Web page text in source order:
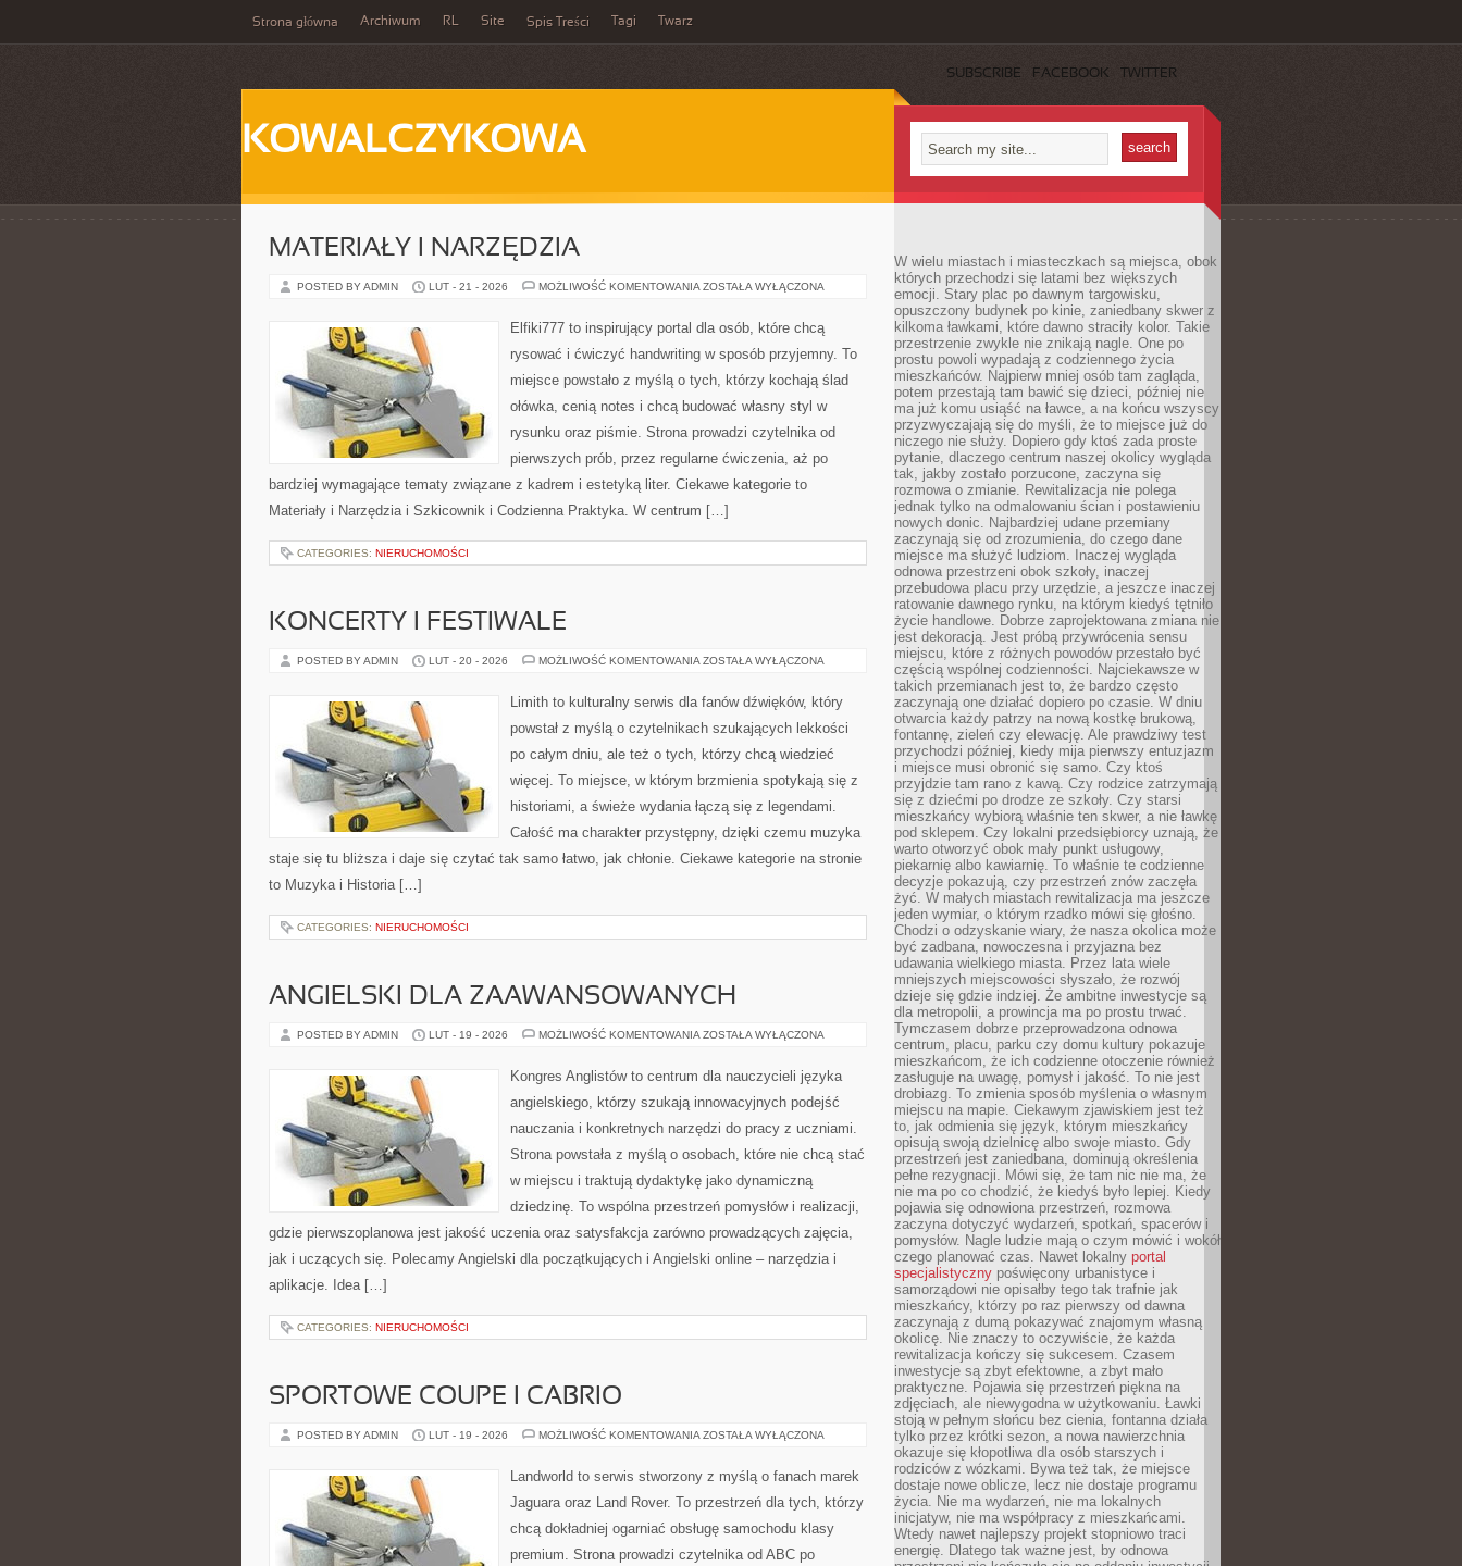
Strona główna Archiwum RL Site Spis Treści Tagi Twarz
SUBSCRIBE FACEBOOK TWITTER
KOWALCZYKOWA
MATERIAŁY I NARZĘDZIA
POSTED BY ADMIN LUT - 21 - 2026 MOŻLIWOŚĆ KOMENTOWANIA MATERIAŁY
ZOSTAŁA WYŁĄCZONA
Elfiki777 to inspirujący portal dla osób, które chcą
rysować i ćwiczyć handwriting w sposób przyjemny. To
miejsce powstało z myślą o tych, którzy kochają ślad
ołówka, cenią notes i chcą budować własny styl w
rysunku oraz piśmie. Strona prowadzi czytelnika od
pierwszych prób, przez regularne ćwiczenia, aż po
bardziej wymagające tematy związane z kadrem i estetyką liter. Ciekawe kategorie to
Materiały i Narzędzia i Szkicownik i Codzienna Praktyka. W centrum […]
CATEGORIES: NIERUCHOMOŚCI
KONCERTY I FESTIWALE
POSTED BY ADMIN LUT - 20 - 2026 MOŻLIWOŚĆ KOMENTOWANIA KONCERTY
ZOSTAŁA WYŁĄCZONA
Limith to kulturalny serwis dla fanów dźwięków, który
powstał z myślą o czytelnikach szukających lekkości
po całym dniu, ale też o tych, którzy chcą wiedzieć
więcej. To miejsce, w którym brzmienia spotykają się z
historiami, a świeże wydania łączą się z legendami.
Całość ma charakter przystępny, dzięki czemu muzyka
staje się tu bliższa i daje się czytać tak samo łatwo, jak chłonie. Ciekawe kategorie na stronie
to Muzyka i Historia […]
CATEGORIES: NIERUCHOMOŚCI
ANGIELSKI DLA ZAAWANSOWANYCH
POSTED BY ADMIN LUT - 19 - 2026 MOŻLIWOŚĆ KOMENTOWANIA ANGIELSKI
ZOSTAŁA WYŁĄCZONA
Kongres Anglistów to centrum dla nauczycieli języka
angielskiego, którzy szukają innowacyjnych podejść
nauczania i konkretnych narzędzi do pracy z uczniami.
Strona powstała z myślą o osobach, które nie chcą stać
w miejscu i traktują dydaktykę jako dynamiczną
dziedzinę. To wspólna przestrzeń pomysłów i realizacji,
gdzie pierwszoplanowa jest jakość uczenia oraz satysfakcja zarówno prowadzących zajęcia,
jak i uczących się. Polecamy Angielski dla początkujących i Angielski online – narzędzia i
aplikacje. Idea […]
CATEGORIES: NIERUCHOMOŚCI
SPORTOWE COUPE I CABRIO
POSTED BY ADMIN LUT - 19 - 2026 MOŻLIWOŚĆ KOMENTOWANIA SPORTOWE
CABRIO
ZOSTAŁA WYŁĄCZONA
Landworld to serwis stworzony z myślą o fanach marek
Jaguara oraz Land Rover. To przestrzeń dla tych, którzy
chcą dokładniej ogarniać obsługę samochodu klasy
premium. Strona prowadzi czytelnika od ABC po
W wielu miastach i miasteczkach są miejsca, obok
których przechodzi się latami bez większych
emocji. Stary plac po dawnym targowisku,
opuszczony budynek po kinie, zaniedbany skwer z
kilkoma ławkami, które dawno straciły kolor. Takie
przestrzenie zwykle nie znikają nagle. One po
prostu powoli wypadają z codziennego życia
mieszkańców. Najpierw mniej osób tam zagląda,
potem przestają tam bawić się dzieci, później nie
ma już komu usiąść na ławce, a na końcu wszyscy
przyzwyczajają się do myśli, że to miejsce już do
niczego nie służy. Dopiero gdy ktoś zada proste
pytanie, dlaczego centrum naszej okolicy wygląda
tak, jakby zostało porzucone, zaczyna się
rozmowa o zmianie. Rewitalizacja nie polega
jednak tylko na odmalowaniu ścian i postawieniu
nowych donic. Najbardziej udane przemiany
zaczynają się od zrozumienia, do czego dane
miejsce ma służyć ludziom. Inaczej wygląda
odnowa przestrzeni obok szkoły, inaczej
przebudowa placu przy urzędzie, a jeszcze inaczej
ratowanie dawnego rynku, na którym kiedyś tętniło
życie handlowe. Dobrze zaprojektowana zmiana nie
jest dekoracją. Jest próbą przywrócenia sensu
miejscu, które z różnych powodów przestało być
częścią wspólnej codzienności. Najciekawsze w
takich przemianach jest to, że bardzo często
zaczynają one działać dopiero po czasie. W dniu
otwarcia każdy patrzy na nową kostkę brukową,
fontannę, zieleń czy elewację. Ale prawdziwy test
przychodzi później, kiedy mija pierwszy entuzjazm
i miejsce musi obronić się samo. Czy ktoś
przyjdzie tam rano z kawą. Czy rodzice zatrzymają
się z dziećmi po drodze ze szkoły. Czy starsi
mieszkańcy wybiorą właśnie ten skwer, a nie ławkę
pod sklepem. Czy lokalni przedsiębiorcy uznają, że
warto otworzyć obok mały punkt usługowy,
piekarnię albo kawiarnię. To właśnie te codzienne
decyzje pokazują, czy przestrzeń znów zaczęła
żyć. W małych miastach rewitalizacja ma jeszcze
jeden wymiar, o którym rzadko mówi się głośno.
Chodzi o odzyskanie wiary, że nasza okolica może
być zadbana, nowoczesna i przyjazna bez
udawania wielkiego miasta. Przez lata wiele
mniejszych miejscowości słyszało, że rozwój
dzieje się gdzie indziej. Że ambitne inwestycje są
dla metropolii, a prowincja ma po prostu trwać.
Tymczasem dobrze przeprowadzona odnowa
centrum, placu, parku czy domu kultury pokazuje
mieszkańcom, że ich codzienne otoczenie również
zasługuje na uwagę, pomysł i jakość. To nie jest
drobiazg. To zmienia sposób myślenia o własnym
miejscu na mapie. Ciekawym zjawiskiem jest też
to, jak odmienia się język, którym mieszkańcy
opisują swoją dzielnicę albo swoje miasto. Gdy
przestrzeń jest zaniedbana, dominują określenia
pełne rezygnacji. Mówi się, że tam nic nie ma, że
nie ma po co chodzić, że kiedyś było lepiej. Kiedy
pojawia się odnowiona przestrzeń, rozmowa
zaczyna dotyczyć wydarzeń, spotkań, spacerów i
pomysłów. Nagle ludzie mają o czym mówić i wokół
czego planować czas. Nawet lokalny portal
specjalistyczny poświęcony urbanistyce i
samorządowi nie opisałby tego tak trafnie jak
mieszkańcy, którzy po raz pierwszy od dawna
zaczynają z dumą pokazywać znajomym własną
okolicę. Nie znaczy to oczywiście, że każda
rewitalizacja kończy się sukcesem. Czasem
inwestycje są zbyt efektowne, a zbyt mało
praktyczne. Pojawia się przestrzeń piękna na
zdjęciach, ale niewygodna w użytkowaniu. Ławki
stoją w pełnym słońcu bez cienia, fontanna działa
tylko przez krótki sezon, a nowa nawierzchnia
okazuje się kłopotliwa dla osób starszych i
rodziców z wózkami. Bywa też tak, że miejsce
dostaje nowe oblicze, lecz nie dostaje programu
życia. Nie ma wydarzeń, nie ma lokalnych
inicjatyw, nie ma współpracy z mieszkańcami.
Wtedy nawet najlepszy projekt stopniowo traci
energię. Dlatego tak ważne jest, by odnowa